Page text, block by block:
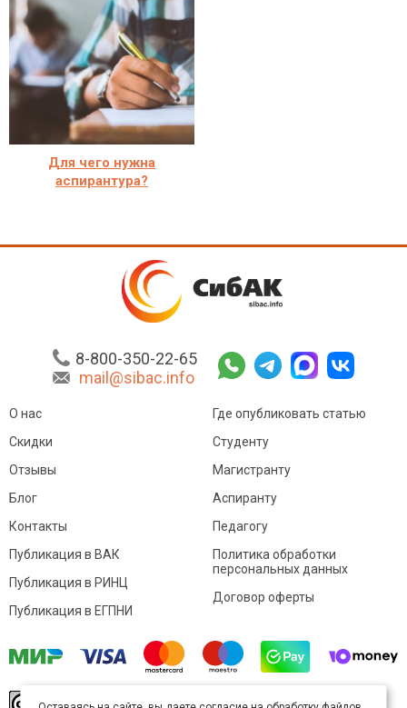
Для чего нужна
аспирантура?
8-800-350-22-65
mail@sibac.info
О нас
Скидки
Отзывы
Блог
Контакты
Где опубликовать статью
Студенту
Магистранту
Аспиранту
Педагогу
Публикация в ВАК
Публикация в РИНЦ
Публикация в ЕГПНИ
Политика обработки
персональных данных
Договор оферты